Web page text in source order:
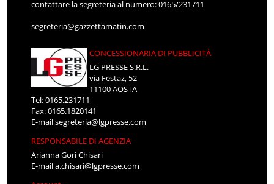
contattare la segreteria al numero: 0165/231711
segreteria@gazzettamatin.com
CONCESSIONARIA DI PUBBLICITÀ
LG PRESSE S.R.L.
via Festaz, 52
11100 AOSTA
Tel: 0165.231711
Fax: 0165.1820141
E-mailsegreteria@lgpresse.com
RESPONSABILE DI AGENZIA
Arianna Gori Chisari
E-maila.chisari@lgpresse.com